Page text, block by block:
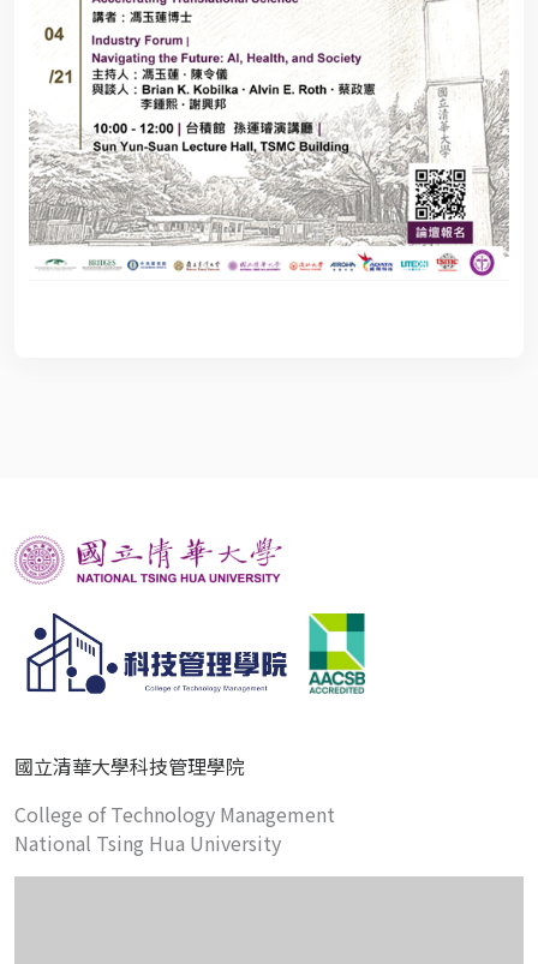
國立清華大學科技管理學院
College of Technology Management
National Tsing Hua University